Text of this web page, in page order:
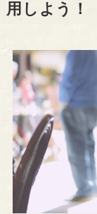
用しよう！